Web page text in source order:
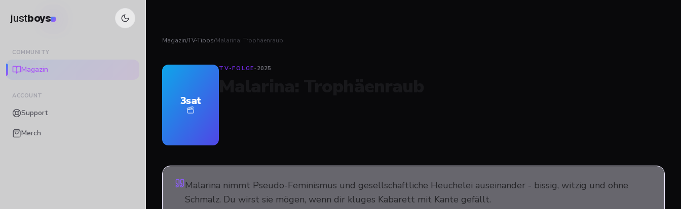
justboys
COMMUNITY
Magazin
ACCOUNT
Support
Merch
Magazin/TV-Tipps/Malarina: Trophäenraub
3sat
TV-FOLGE· 2025
Malarina nimmt Pseudo-Feminismus und gesellschaftliche Heuchelei auseinander - bissig, witzig und ohne
Schmalz. Du wirst sie mögen, wenn dir kluges Kabarett mit Kante gefällt.